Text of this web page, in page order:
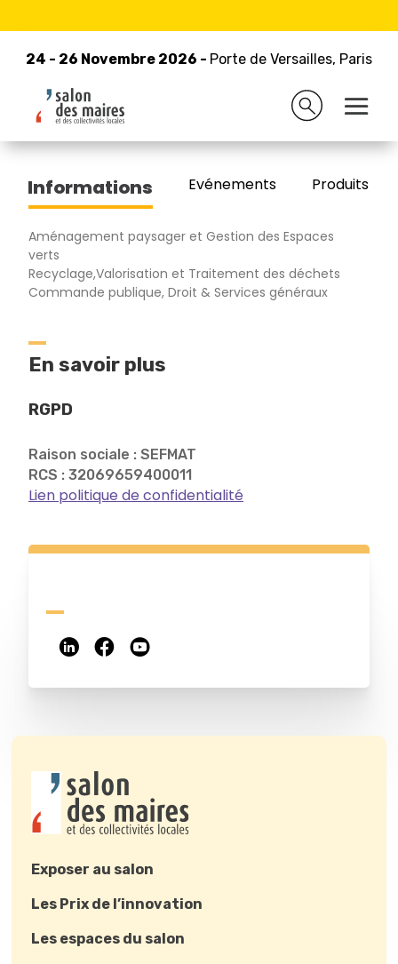
24 - 26 Novembre 2026 - Porte de Versailles, Paris
24 - 26 Novembre 2026 - Porte de Versailles, Paris
Retour à la liste des exposants
RIPAGREEN
Informations Evénements Produits/
Aménagement paysager et Gestion des Espaces
verts
Recyclage,Valorisation et Traitement des déchets
Commande publique, Droit & Services généraux
En savoir plus
RGPD
Raison sociale : SEFMAT
RCS : 32069659400011
Lien politique de confidentialité
Exposer au salon
Les Prix de l’innovation
Les espaces du salon